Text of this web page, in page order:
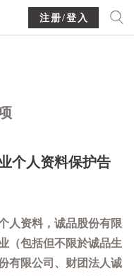
注册/登入
个人资料保护告
人资料，诚品股份有限
（包括但不限於诚品生
有限公司、财团法人诚